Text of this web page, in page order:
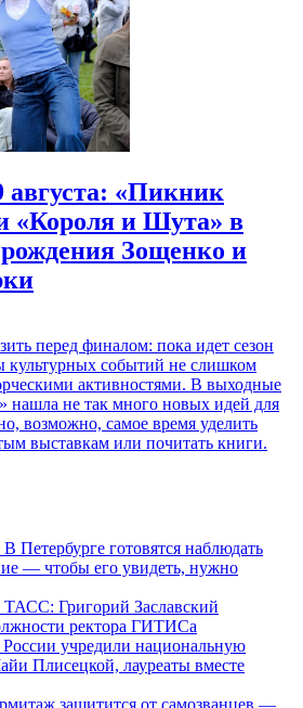
августа: «Пикник
«Короля и Шута» в
Зощенко и
перед финалом: пока идет сезон
культурных событий не слишком
активностями. В выходные
нашла не так много новых идей для
возможно, самое время уделить
выставкам или почитать книги.
В Петербурге готовятся наблюдать
— чтобы его увидеть, нужно
ТАСС: Григорий Заславский
ректора ГИТИСа
учредили национальную
Плисецкой, лауреаты вместе
защитится от самозванцев —